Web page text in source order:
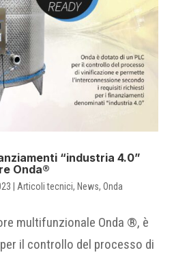
“industria 4.0”
Onda®
Articoli tecnici, News, Onda
multifunzionale Onda ®, è
il controllo del processo di